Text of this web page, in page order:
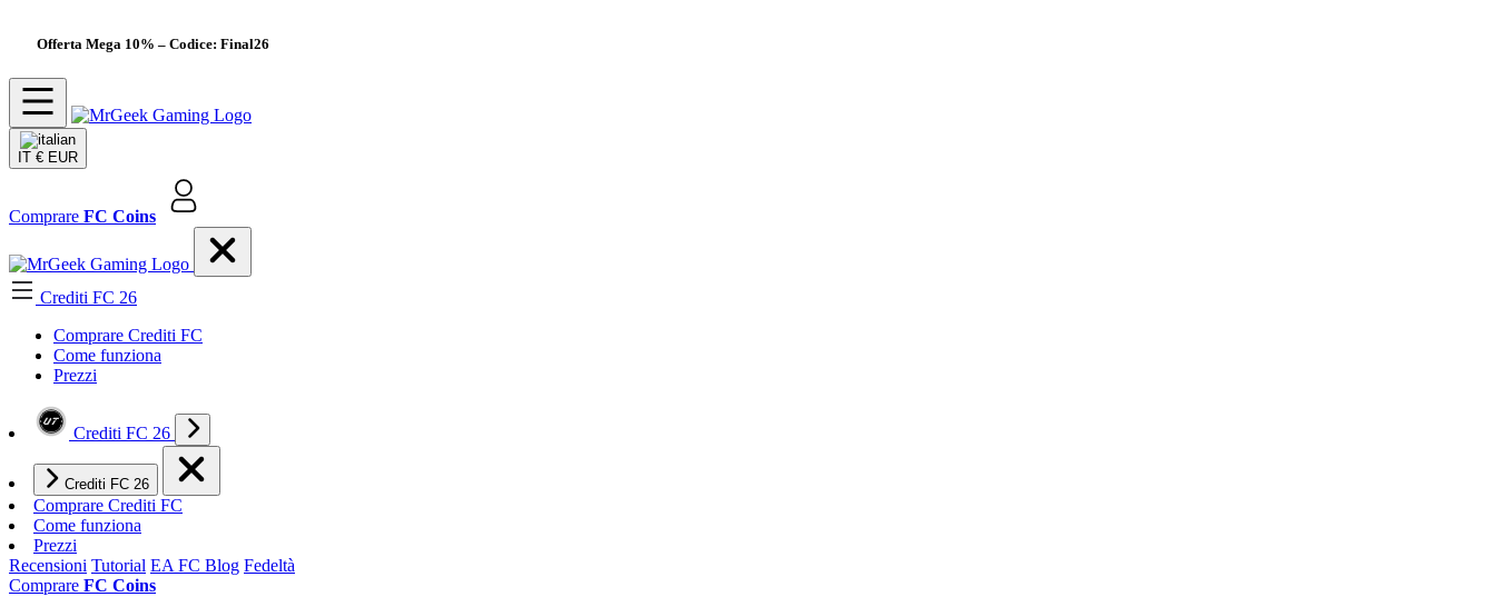
Offerta Mega 10% – Codice: Final26
IT € EUR
Comprare FC Coins
Crediti FC 26
Comprare Crediti FC
Come funziona
Prezzi
Crediti FC 26
Crediti FC 26
Comprare Crediti FC
Come funziona
Prezzi
Recensioni Tutorial EA FC Blog Fedeltà
Comprare FC Coins